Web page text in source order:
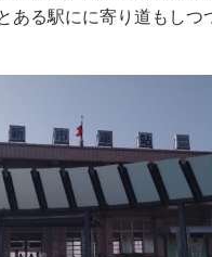
ある駅にに寄り道もしつ